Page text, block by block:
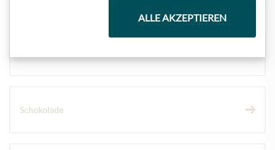
Schokolade
ALLE AKZEPTIEREN